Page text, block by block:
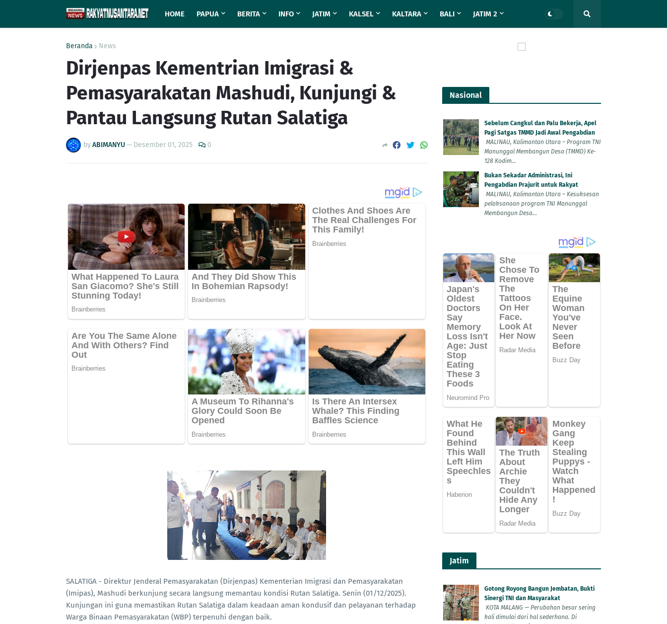
HOME PAPUA BERITA INFO JATIM KALSEL KALTARA BALI JATIM 2
Beranda News
Dirjenpas Kementrian Imigrasi &
Pemasyarakatan Mashudi, Kunjungi &
Pantau Langsung Rutan Salatiga
byABIMANYU— Desember 01, 2025 0
SALATIGA - Direktur Jenderal Pemasyarakatan (Dirjenpas) Kementerian Imigrasi dan Pemasyarakatan
(Imipas), Mashudi berkunjung secara langsung memantau kondisi Rutan Salatiga. Senin (01/12/2025).
Kunjungan ini guna memastikan Rutan Salatiga dalam keadaan aman kondusif dan pelayanan terhadap
Warga Binaan Pemasyarakatan (WBP) terpenuhi dengan baik.
Nasional
Sebelum Cangkul dan Palu Bekerja, Apel
Pagi Satgas TMMD Jadi Awal Pengabdian
MALINAU, Kalimantan Utara – Program TNI
Manunggal Membangun Desa (TMMD) Ke-
128 Kodim...
Bukan Sekadar Administrasi, Ini
Pengabdian Prajurit untuk Rakyat
MALINAU, Kalimantan Utara – Kesuksesan
pelaksanaan program TNI Manunggal
Membangun Desa...
Jatim
Gotong Royong Bangun Jembatan, Bukti
Sinergi TNI dan Masyarakat
KOTA MALANG — Perubahan besar sering
kali dimulai dari hal sederhana. Di